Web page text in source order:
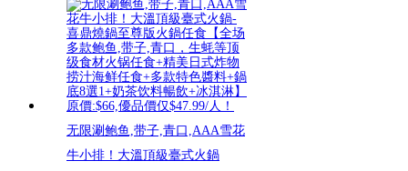
无限涮鲍鱼,带子,青口,AAA雪花
牛小排！大溫頂級臺式火鍋